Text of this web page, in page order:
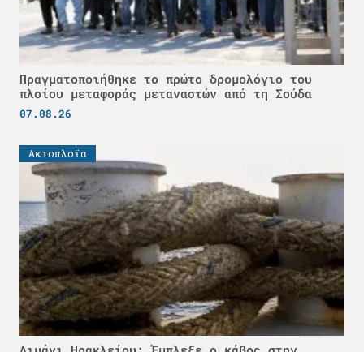
Πραγματοποιήθηκε το πρώτο δρομολόγιο του
πλοίου μεταφοράς μεταναστών από τη Σούδα
07.08.26
Ακτοπλοϊα